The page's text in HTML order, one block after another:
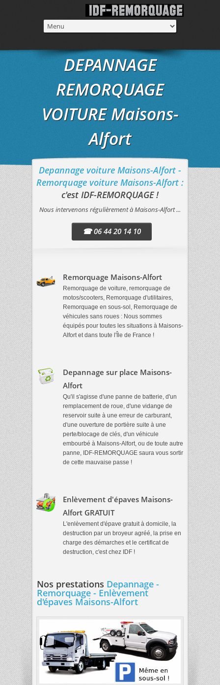
DEPANNAGE
REMORQUAGE
VOITURE Maisons-
Alfort
Depannage voiture Maisons-Alfort -
Remorquage voiture Maisons-Alfort :
c'est IDF-REMORQUAGE !
Nous intervenons régulièrement à Maisons-Alfort ...
☎ 06 44 20 14 10
Remorquage Maisons-Alfort
Remorquage de voiture, remorquage de
motos/scooters, Remorquage d'utilitaires,
Remorquage en sous-sol, Remorquage de
véhicules sans roues : Nous sommes
équipés pour toutes les situations à Maisons-
Alfort et dans toute l'Île de France !
Depannage sur place Maisons-
Alfort
Qu'il s'agisse d'une panne de batterie, d'un
remplacement de roue, d'une vidange de
reservoir suite à une erreur de carburant,
d'une ouverture de portière suite à une
perte/blocage de clés, d'un véhicule
embourbé à Maisons-Alfort, ou de toute autre
panne, IDF-REMORQUAGE saura vous sortir
de cette mauvaise passe !
Enlèvement d'épaves Maisons-
Alfort GRATUIT
L'enlèvement d'épave gratuit à domicile, la
destruction par un broyeur agréé, la prise en
charge des démarches et le certificat de
destruction, c'est chez IDF !
Nos prestations Depannage -
Remorquage - Enlèvement
d'épaves Maisons-Alfort